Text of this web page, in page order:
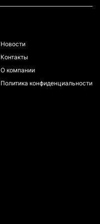
Новости
Контакты
О компании
Политика конфиденциальности